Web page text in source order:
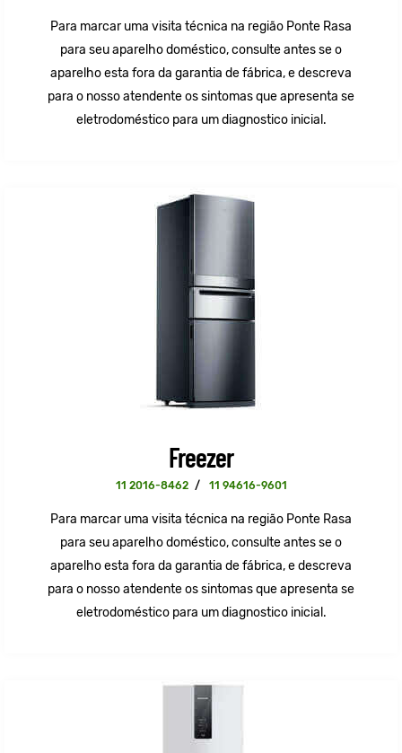
Para marcar uma visita técnica na região Ponte Rasa
para seu aparelho doméstico, consulte antes se o
aparelho esta fora da garantia de fábrica, e descreva
para o nosso atendente os sintomas que apresenta se
eletrodoméstico para um diagnostico inicial.
Freezer
11 2016-8462 / 11 94616-9601
Para marcar uma visita técnica na região Ponte Rasa
para seu aparelho doméstico, consulte antes se o
aparelho esta fora da garantia de fábrica, e descreva
para o nosso atendente os sintomas que apresenta se
eletrodoméstico para um diagnostico inicial.